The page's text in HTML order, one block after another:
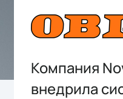
Компания
внедрила